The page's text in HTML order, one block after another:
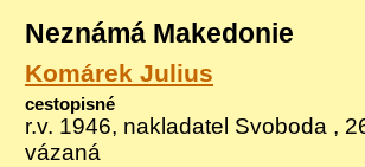
Neznámá Makedonie
Komárek Julius
cestopisné
r.v. 1946, nakladatel Svoboda ,
vázaná